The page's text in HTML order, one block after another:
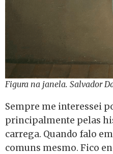
Figura na janela. Salvador
Sempre me interessei
principalmente pelas
carrega. Quando falo
comuns mesmo. Fico